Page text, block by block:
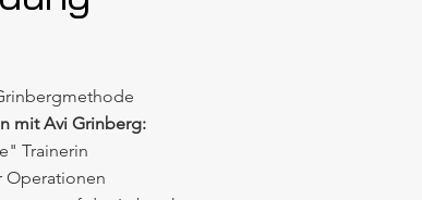
mit Avi Grinberg:
Trainerin
Operationen